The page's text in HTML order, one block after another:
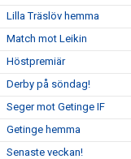
Lilla Träslöv hemma
Match mot Leikin
Höstpremiär
Derby på söndag!
Seger mot Getinge IF
Getinge hemma
Senaste veckan!